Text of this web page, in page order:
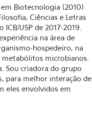
Biotecnologia (2010)
Ciências e Letras
USP de 2017-2019.
na área de
hospedeiro, na
microbianos.
Sou criadora do grupo
para melhor interação de
eles envolvidos em